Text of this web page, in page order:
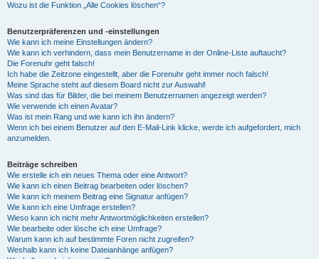
Wozu ist die Funktion „Alle Cookies löschen“?
Benutzerpräferenzen und -einstellungen
Wie kann ich meine Einstellungen ändern?
Wie kann ich verhindern, dass mein Benutzername in der Online-Liste auftaucht?
Die Forenuhr geht falsch!
Ich habe die Zeitzone eingestellt, aber die Forenuhr geht immer noch falsch!
Meine Sprache steht auf diesem Board nicht zur Auswahl!
Was sind das für Bilder, die bei meinem Benutzernamen angezeigt werden?
Wie verwende ich einen Avatar?
Was ist mein Rang und wie kann ich ihn ändern?
Wenn ich bei einem Benutzer auf den E-Mail-Link klicke, werde ich aufgefordert, mich
anzumelden.
Beiträge schreiben
Wie erstelle ich ein neues Thema oder eine Antwort?
Wie kann ich einen Beitrag bearbeiten oder löschen?
Wie kann ich meinem Beitrag eine Signatur anfügen?
Wie kann ich eine Umfrage erstellen?
Wieso kann ich nicht mehr Antwortmöglichkeiten erstellen?
Wie bearbeite oder lösche ich eine Umfrage?
Warum kann ich auf bestimmte Foren nicht zugreifen?
Weshalb kann ich keine Dateianhänge anfügen?